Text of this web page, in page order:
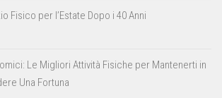
Fisico per l’Estate Dopo i 40 Anni
Le Migliori Attività Fisiche per Mantenerti in
Una Fortuna